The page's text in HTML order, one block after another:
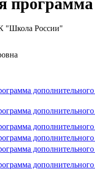
"Школа России"